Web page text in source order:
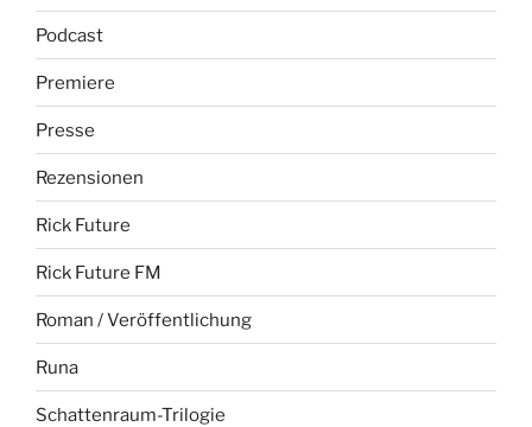
Podcast
Premiere
Presse
Rezensionen
Rick Future
Rick Future FM
Roman / Veröffentlichung
Runa
Schattenraum-Trilogie